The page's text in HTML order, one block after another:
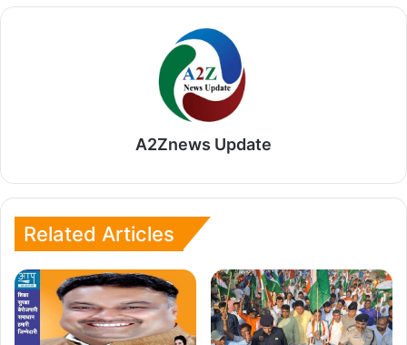
A2Znews Update
Related Articles